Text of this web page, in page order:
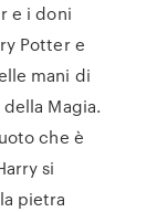
e i doni
Potter e
mani di
Magia.
che è
si
pietra